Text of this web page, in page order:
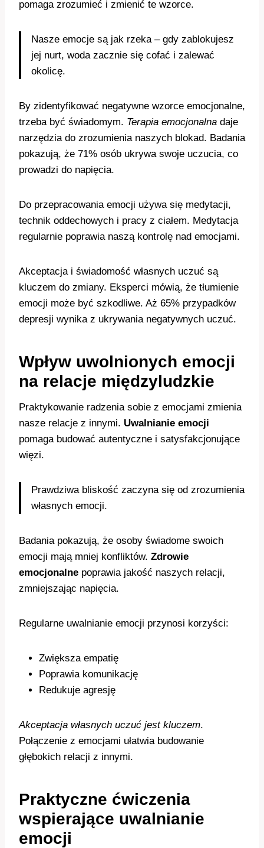
pomaga zrozumieć i zmienić te wzorce.
Nasze emocje są jak rzeka – gdy zablokujesz
jej nurt, woda zacznie się cofać i zalewać
okolicę.
By zidentyfikować negatywne wzorce emocjonalne,
trzeba być świadomym. Terapia emocjonalna daje
narzędzia do zrozumienia naszych blokad. Badania
pokazują, że 71% osób ukrywa swoje uczucia, co
prowadzi do napięcia.
Do przepracowania emocji używa się medytacji,
technik oddechowych i pracy z ciałem. Medytacja
regularnie poprawia naszą kontrolę nad emocjami.
Akceptacja i świadomość własnych uczuć są
kluczem do zmiany. Eksperci mówią, że tłumienie
emocji może być szkodliwe. Aż 65% przypadków
depresji wynika z ukrywania negatywnych uczuć.
Wpływ uwolnionych emocji
na relacje międzyludzkie
Praktykowanie radzenia sobie z emocjami zmienia
nasze relacje z innymi. Uwalnianie emocji
pomaga budować autentyczne i satysfakcjonujące
więzi.
Prawdziwa bliskość zaczyna się od zrozumienia
własnych emocji.
Badania pokazują, że osoby świadome swoich
emocji mają mniej konfliktów. Zdrowie
emocjonalne poprawia jakość naszych relacji,
zmniejszając napięcia.
Regularne uwalnianie emocji przynosi korzyści:
Zwiększa empatię
Poprawia komunikację
Redukuje agresję
Akceptacja własnych uczuć jest kluczem.
Połączenie z emocjami ułatwia budowanie
głębokich relacji z innymi.
Praktyczne ćwiczenia
wspierające uwalnianie
emocji